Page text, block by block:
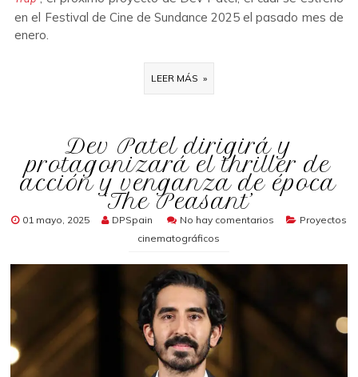
en el Festival de Cine de Sundance 2025 el pasado mes de
enero.
LEER MÁS »
Dev Patel dirigirá y
protagonizará el thriller de
acción y venganza de época
‘The Peasant’
01 mayo, 2025 DPSpain No hay comentarios
Proyectos
cinematográficos